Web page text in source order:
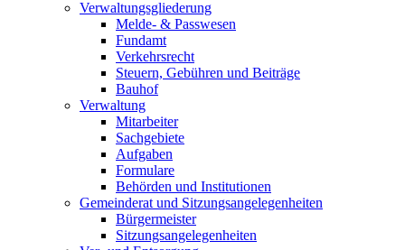
Verwaltungsgliederung
Melde- & Passwesen
Fundamt
Verkehrsrecht
Steuern, Gebühren und Beiträge
Bauhof
Verwaltung
Mitarbeiter
Sachgebiete
Aufgaben
Formulare
Behörden und Institutionen
Gemeinderat und Sitzungsangelegenheiten
Bürgermeister
Sitzungsangelegenheiten